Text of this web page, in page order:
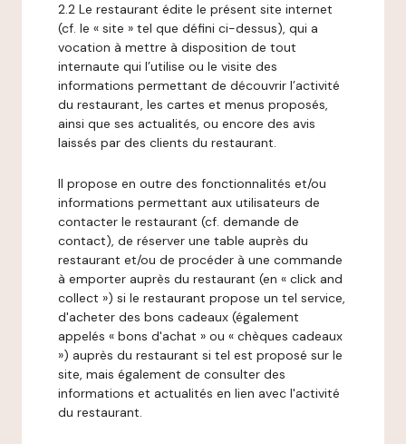
2.2 Le restaurant édite le présent site internet
(cf. le « site » tel que défini ci-dessus), qui a
vocation à mettre à disposition de tout
internaute qui l’utilise ou le visite des
informations permettant de découvrir l’activité
du restaurant, les cartes et menus proposés,
ainsi que ses actualités, ou encore des avis
laissés par des clients du restaurant.
Il propose en outre des fonctionnalités et/ou
informations permettant aux utilisateurs de
contacter le restaurant (cf. demande de
contact), de réserver une table auprès du
restaurant et/ou de procéder à une commande
à emporter auprès du restaurant (en « click and
collect ») si le restaurant propose un tel service,
d'acheter des bons cadeaux (également
appelés « bons d'achat » ou « chèques cadeaux
») auprès du restaurant si tel est proposé sur le
site, mais également de consulter des
informations et actualités en lien avec l'activité
du restaurant.